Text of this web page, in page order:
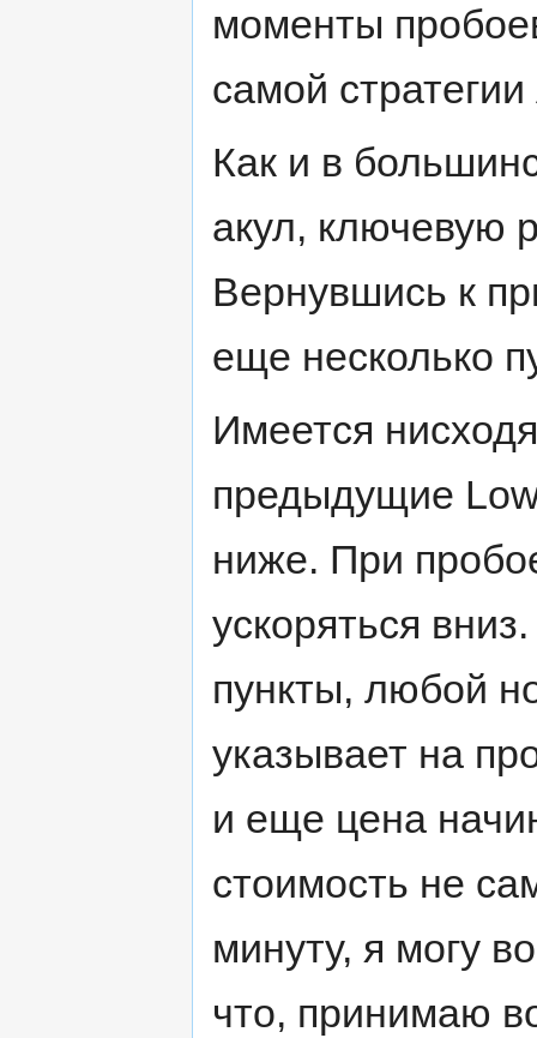
моменты
самой
Как и в
акул, ключевую
Вернувшись к
еще несколько
Имеется
предыдущие
ниже. При
ускоряться
пункты, любой
указывает на
и еще цена
стоимость не
минуту, я могу
что, принимаю